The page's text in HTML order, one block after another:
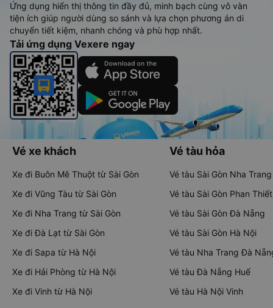
Ứng dụng hiển thị thông tin đầy đủ, minh bạch cùng vô vàn
tiện ích giúp người dùng so sánh và lựa chọn phương án di
chuyển tiết kiệm, nhanh chóng và phù hợp nhất.
Tải ứng dụng Vexere ngay
Vé xe khách
Xe đi Buôn Mê Thuột từ Sài Gòn
Xe đi Vũng Tàu từ Sài Gòn
Xe đi Nha Trang từ Sài Gòn
Xe đi Đà Lạt từ Sài Gòn
Xe đi Sapa từ Hà Nội
Xe đi Hải Phòng từ Hà Nội
Xe đi Vinh từ Hà Nội
Vé tàu hỏa
Vé tàu Sài Gòn Nha Trang
Vé tàu Sài Gòn Phan Thiết
Vé tàu Sài Gòn Đà Nẵng
Vé tàu Sài Gòn Hà Nội
Vé tàu Nha Trang Đà
Vé tàu Đà Nẵng Huế
Vé tàu Hà Nội Vinh